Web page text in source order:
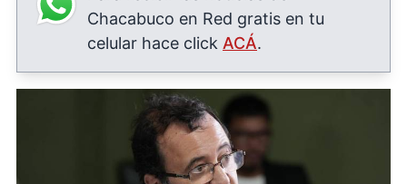
Chacabuco en Red gratis en tu
celular hace click ACÁ.